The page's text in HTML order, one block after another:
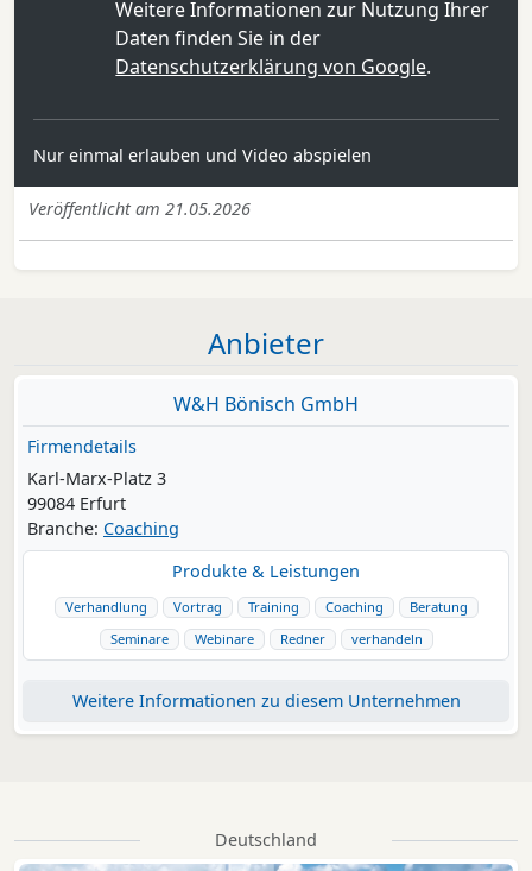
Weitere Informationen zur Nutzung Ihrer
Daten finden Sie in der
Datenschutzerklärung von Google.
Nur einmal erlauben und Video abspielen
Veröffentlicht am 21.05.2026
Anbieter
W&H Bönisch GmbH
Firmendetails
Karl-Marx-Platz 3
99084 Erfurt
Branche: Coaching
Produkte & Leistungen
Verhandlung Vortrag Training Coaching
Beratung
Seminare
Webinare Redner verhandeln
Weitere Informationen zu diesem Unternehmen
Deutschland